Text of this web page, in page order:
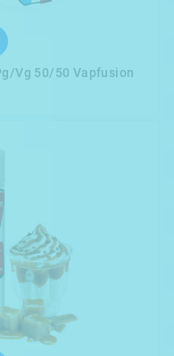
vg 50/50 Vapfusion